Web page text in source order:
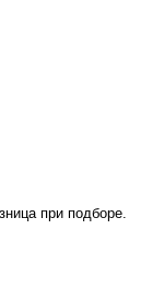
при подборе.